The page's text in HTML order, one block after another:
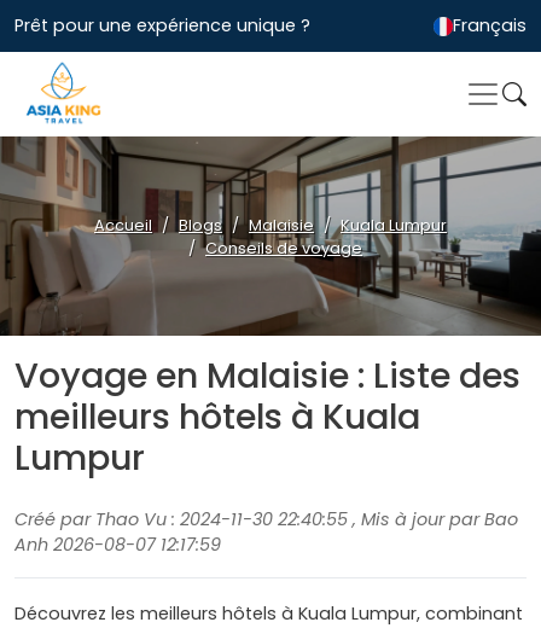
Prêt pour une expérience unique ? Français
Accueil Blogs Malaisie
Kuala Lumpur
Conseils de voyage
Voyage en Malaisie : Liste des
meilleurs hôtels à Kuala
Lumpur
Créé par Thao Vu : 2024-11-30 22:40:55 , Mis à jour par Bao
Anh 2026-08-07 12:17:59
Découvrez les meilleurs hôtels à Kuala Lumpur, combinant